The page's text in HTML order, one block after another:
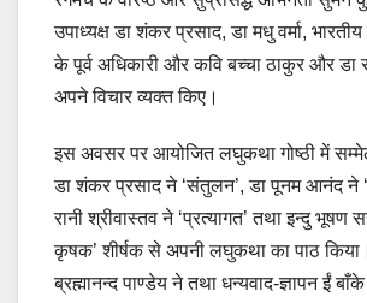
उपाध्यक्ष डा शंकर प्रसाद, डा मधु वर्मा,
के पूर्व अधिकारी और कवि बच्चा ठाकुर और डा
अपने विचार व्यक्त किए।
इस अवसर पर आयोजित लघुकथा गोष्ठी में
डा शंकर प्रसाद ने ‘संतुलन’, डा पूनम आनंद ने
रानी श्रीवास्तव ने ‘प्रत्यागत’ तथा इन्दु भूषण
कृषक’ शीर्षक से अपनी लघुकथा का पाठ
ब्रह्मानन्द पाण्डेय ने तथा धन्यवाद-ज्ञापन ईं बाँके